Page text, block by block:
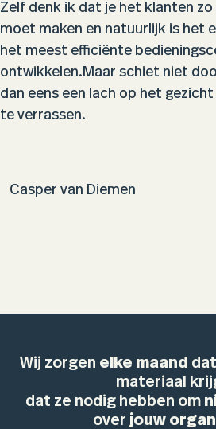
Zelf denk ik dat je het klanten
moet maken en natuurlijk is het
het meest efficiënte
ontwikkelen.Maar schiet niet
dan eens een lach op het
te verrassen.
Casper van Diemen
Wij zorgen elke maand
materiaal
dat ze nodig hebben om
over jouw